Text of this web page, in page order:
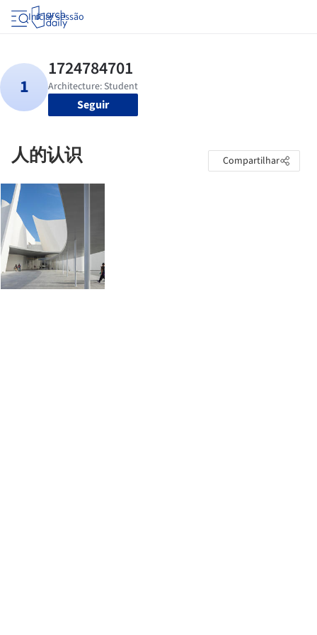
Iniciar sessão
Seguir
人的认识 Compartilhar